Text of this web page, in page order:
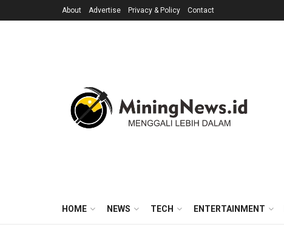
About Advertise Privacy & Policy Contact
HOME NEWS TECH ENTERTAINMENT